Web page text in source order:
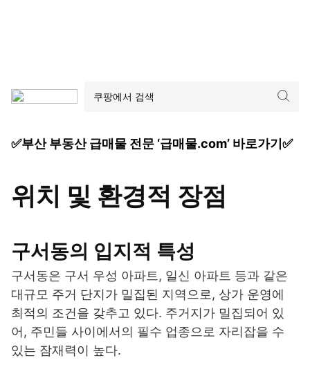
✅부산 부동산 급매물 전문 ‘급매물.com’ 바로가기✅
위치 및 환경적 장점
구서동의 입지적 특성
구서동은 구서 우성 아파트, 일신 아파트 등과 같은
대규모 주거 단지가 밀집된 지역으로, 상가 운영에
최적의 조건을 갖추고 있다. 주거지가 밀집되어 있
어, 주민들 사이에서의 필수 업종으로 자리잡을 수
있는 잠재력이 높다.